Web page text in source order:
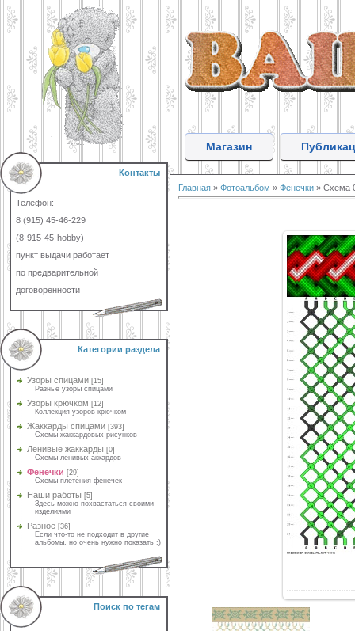
Контакты
Телефон:
8 (915) 45-46-229
(8-915-45-hobby)
пункт выдачи работает
по предварительной
договоренности
Категории раздела
Узоры спицами [15]
Разные узоры спицами
Узоры крючком [12]
Коллекция узоров крючком
Жаккарды спицами [393]
Схемы жаккардовых рисунков
Ленивые жаккарды [0]
Схемы ленивых аккардов
Фенечки [29]
Схемы плетения фенечек
Наши работы [5]
Здесь можно похвастаться своими
изделиями
Разное [36]
Если что-то не подходит в другие
альбомы, но очень нужно показать :)
Поиск по тегам
Магазин
Главная » Фотоальбом » Фенечки » Схема